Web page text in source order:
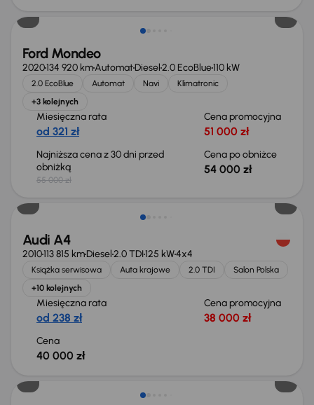
Ford Mondeo
2020134 920 kmAutomatDiesel2.0 EcoBlue110 kW
2.0 EcoBlue Automat Navi
Klimatronic
+3 kolejnych
Miesięczna rata
od 321 zł
Cena promocyjna
51 000 zł
Najniższa cena z 30 dni przed
obniżką
55 000 zł
Cena po obniżce
54 000 zł
Audi A4
2010113 815 kmDiesel2.0 TDI125 kW4x4
Książka serwisowa Auta krajowe 2.0 TDI
Salon Polska
+10 kolejnych
Miesięczna rata
od 238 zł
Cena promocyjna
38 000 zł
Cena
40 000 zł